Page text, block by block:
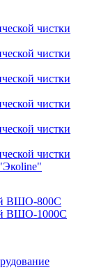
чистки
чистки
чистки
чистки
чистки
чистки
ВШО-800С
ВШО-1000С